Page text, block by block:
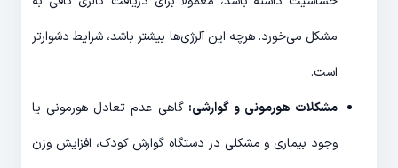
مشکل می‌خورد. هرچه این آلرژی‌ها بیشتر باشد، شرایط دشوارتر
است.
مشکلات هورمونی و گوارشی:گاهی عدم تعادل هورمونی یا
وجود بیماری و مشکلی در دستگاه گوارش کودک، افزایش وزن